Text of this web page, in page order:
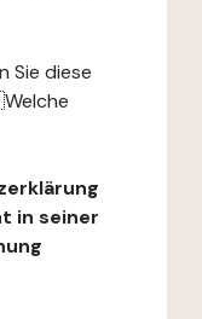
Sie diese
in seiner